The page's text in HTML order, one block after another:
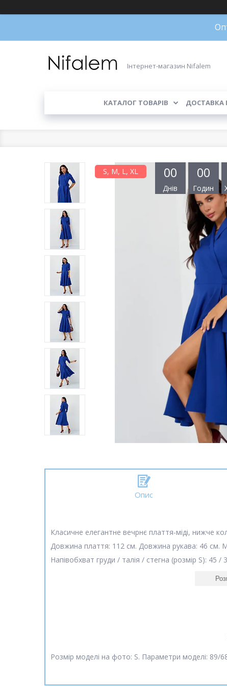
Інтернет-магазин Nifalem
КАТАЛОГ ТОВАРІВ ДОСТАВКА
S, M, L, XL 00
Днів
00
Годин
Опис
Класичне елегантне вечрнє плаття-міді, нижче
Довжина плаття: 112 см. Довжина рукава: 46 см.
Напівобхват груди / талія / стегна (розмір S): 45
Розмір моделі на фото: S. Параметри моделі: 89/